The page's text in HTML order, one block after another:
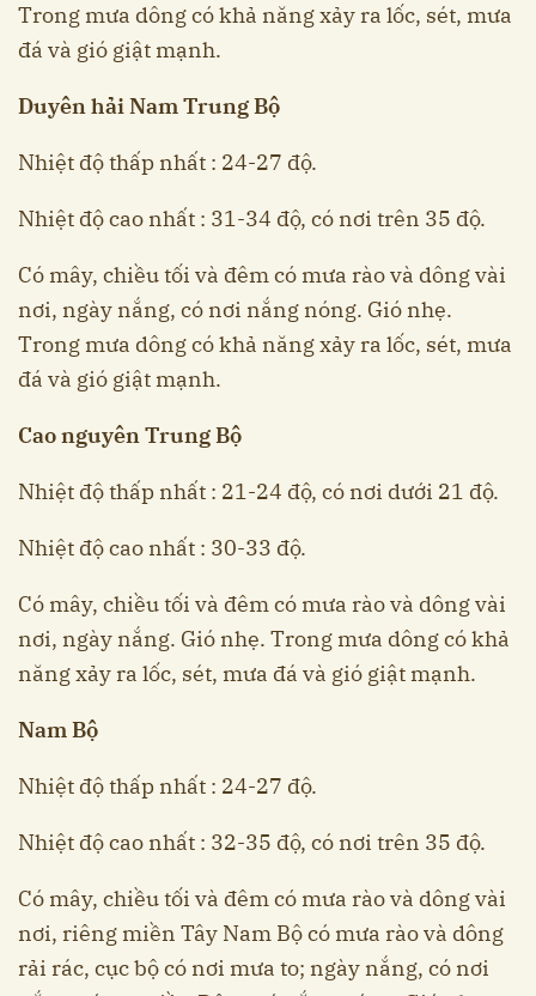
Trong mưa dông có khả năng xảy ra lốc, sét, mưa
đá và gió giật mạnh.
Duyên hải Nam Trung Bộ
Nhiệt độ thấp nhất : 24-27 độ.
Nhiệt độ cao nhất : 31-34 độ, có nơi trên 35 độ.
Có mây, chiều tối và đêm có mưa rào và dông vài
nơi, ngày nắng, có nơi nắng nóng. Gió nhẹ.
Trong mưa dông có khả năng xảy ra lốc, sét, mưa
đá và gió giật mạnh.
Cao nguyên Trung Bộ
Nhiệt độ thấp nhất : 21-24 độ, có nơi dưới 21 độ.
Nhiệt độ cao nhất : 30-33 độ.
Có mây, chiều tối và đêm có mưa rào và dông vài
nơi, ngày nắng. Gió nhẹ. Trong mưa dông có khả
năng xảy ra lốc, sét, mưa đá và gió giật mạnh.
Nam Bộ
Nhiệt độ thấp nhất : 24-27 độ.
Nhiệt độ cao nhất : 32-35 độ, có nơi trên 35 độ.
Có mây, chiều tối và đêm có mưa rào và dông vài
nơi, riêng miền Tây Nam Bộ có mưa rào và dông
rải rác, cục bộ có nơi mưa to; ngày nắng, có nơi